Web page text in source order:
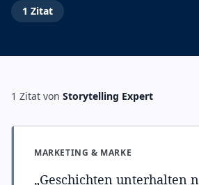
1 Zitat
1 Zitat von Storytelling Expert
MARKETING & MARKE
„Geschichten unterhalten